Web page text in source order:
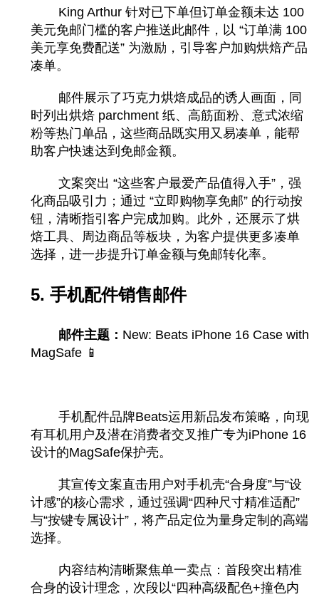
King Arthur 针对已下单但订单金额未达 100
美元免邮门槛的客户推送此邮件，以 “订单满 100
美元享免费配送” 为激励，引导客户加购烘焙产品
凑单。
邮件展示了巧克力烘焙成品的诱人画面，同
时列出烘焙 parchment 纸、高筋面粉、意式浓缩
粉等热门单品，这些商品既实用又易凑单，能帮
助客户快速达到免邮金额。
文案突出 “这些客户最爱产品值得入手”，强
化商品吸引力；通过 “立即购物享免邮” 的行动按
钮，清晰指引客户完成加购。此外，还展示了烘
焙工具、周边商品等板块，为客户提供更多凑单
选择，进一步提升订单金额与免邮转化率。
5. 手机配件销售邮件
邮件主题： New: Beats iPhone 16 Case with
MagSafe 📱
手机配件品牌Beats运用新品发布策略，向现
有耳机用户及潜在消费者交叉推广专为iPhone 16
设计的MagSafe保护壳。
其宣传文案直击用户对手机壳“合身度”与“设
计感”的核心需求，通过强调“四种尺寸精准适配”
与“按键专属设计”，将产品定位为量身定制的高端
选择。
内容结构清晰聚焦单一卖点：首段突出精准
合身的设计理念，次段以“四种高级配色+撞色内